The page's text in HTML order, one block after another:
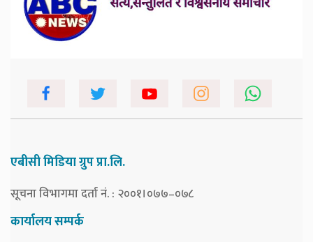
एबीसी मिडिया ग्रुप प्रा.लि.
सूचना विभागमा दर्ता नं. : २००१।०७७–०७८
कार्यालय सम्पर्क